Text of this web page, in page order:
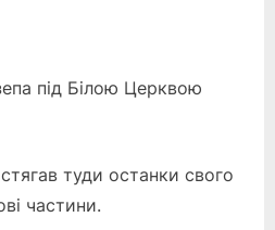
під Білою Церквою
туди останки свого
частини.